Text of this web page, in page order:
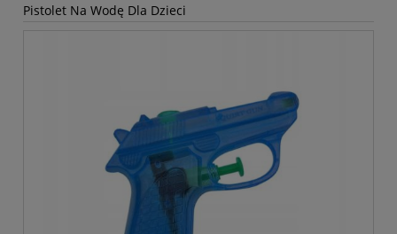
Pistolet Na Wodę Dla Dzieci